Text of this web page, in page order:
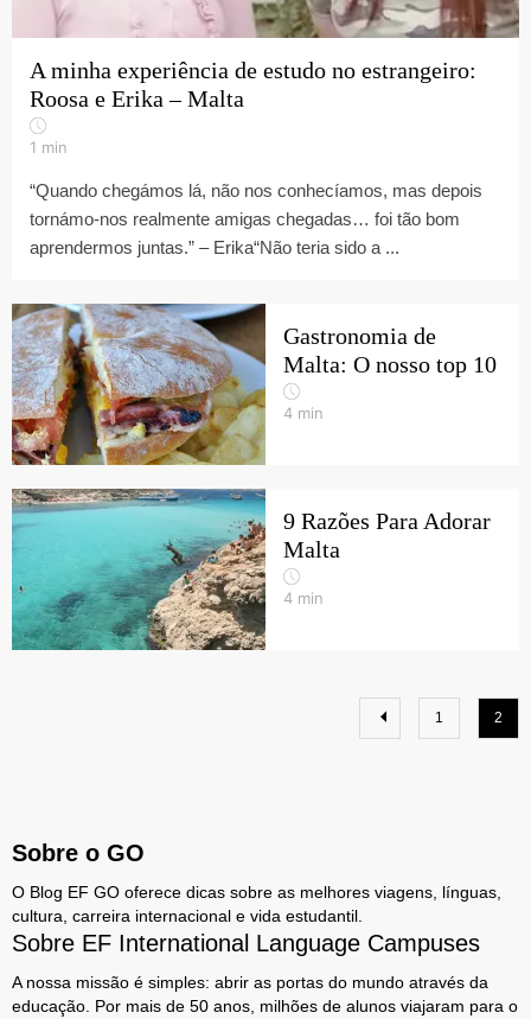
A minha experiência de estudo no estrangeiro:
Roosa e Erika – Malta
1 min
“Quando chegámos lá, não nos conhecíamos, mas depois
tornámo-nos realmente amigas chegadas… foi tão bom
aprendermos juntas.” – Erika“Não teria sido a ...
Gastronomia de
Malta: O nosso top 10
4 min
9 Razões Para Adorar
Malta
4 min
1 2
Sobre o GO
O Blog EF GO oferece dicas sobre as melhores viagens, línguas,
cultura, carreira internacional e vida estudantil.
Sobre EF International Language Campuses
A nossa missão é simples: abrir as portas do mundo através da
educação. Por mais de 50 anos, milhões de alunos viajaram para o